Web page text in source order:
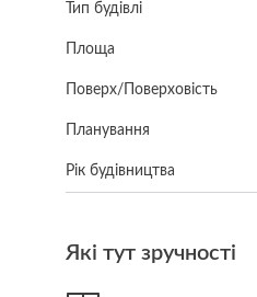
Тип будівлі
Площа
Поверх/Поверховість
Планування
Рік будівництва
Які тут зручності